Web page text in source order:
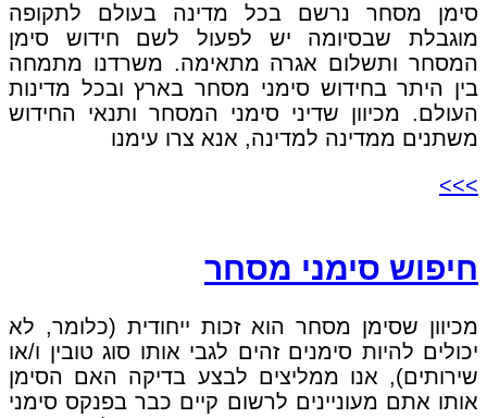
סימן מסחר נרשם בכל מדינה בעולם לתקופה
מוגבלת שבסיומה יש לפעול לשם חידוש סימן
המסחר ותשלום אגרה מתאימה. משרדנו מתמחה
בין היתר בחידוש סימני מסחר בארץ ובכל מדינות
העולם. מכיוון שדיני סימני המסחר ותנאי החידוש
משתנים ממדינה למדינה, אנא צרו עימנו
>>>
חיפוש סימני מסחר
מכיוון שסימן מסחר הוא זכות ייחודית (כלומר, לא
יכולים להיות סימנים זהים לגבי אותו סוג טובין ו/או
שירותים), אנו ממליצים לבצע בדיקה האם הסימן
אותו אתם מעוניינים לרשום קיים כבר בפנקס סימני